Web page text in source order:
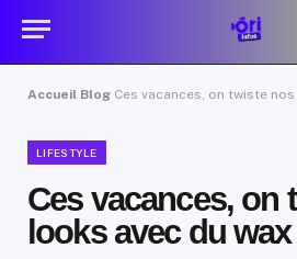
Accueil Blog Ces vacances, on twiste
LIFESTYLE
Ces vacances, on
looks avec du